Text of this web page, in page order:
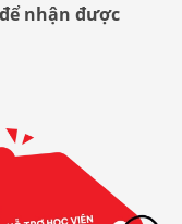
nhận được